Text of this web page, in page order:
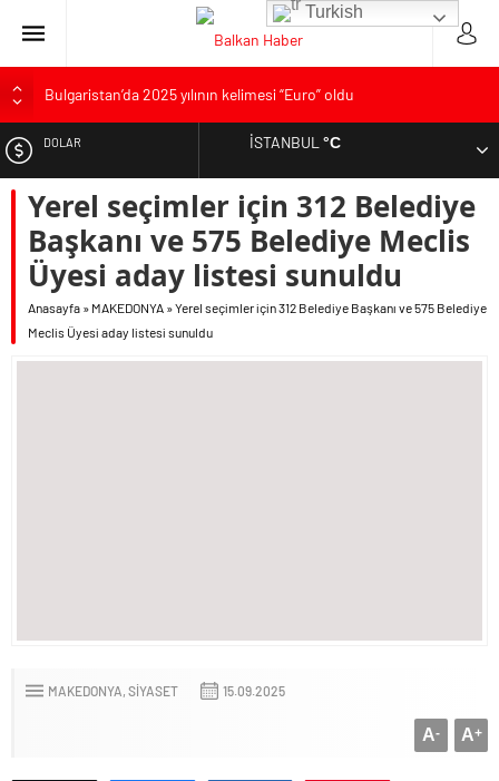
Bulgaristan’da 2025 yılının kelimesi “Euro” oldu
Bulgaristan’dan İspanya’ya destek
Bulgaristan’da hükümet kurma sürecinde son deneme
Bulgaristan’da Emeklilikten Sonra Çalışan Sayısı Artıyor
DOLAR
EURO
ALTIN
İSTANBUL°C
Yerel seçimler için 312 Belediye
Başkanı ve 575 Belediye Meclis
Üyesi aday listesi sunuldu
Anasayfa » MAKEDONYA »Yerel seçimler için 312 Belediye Başkanı ve 575 Belediye
Meclis Üyesi aday listesi sunuldu
MAKEDONYA SİYASET 15.09.2025
A+
A-
Turkish